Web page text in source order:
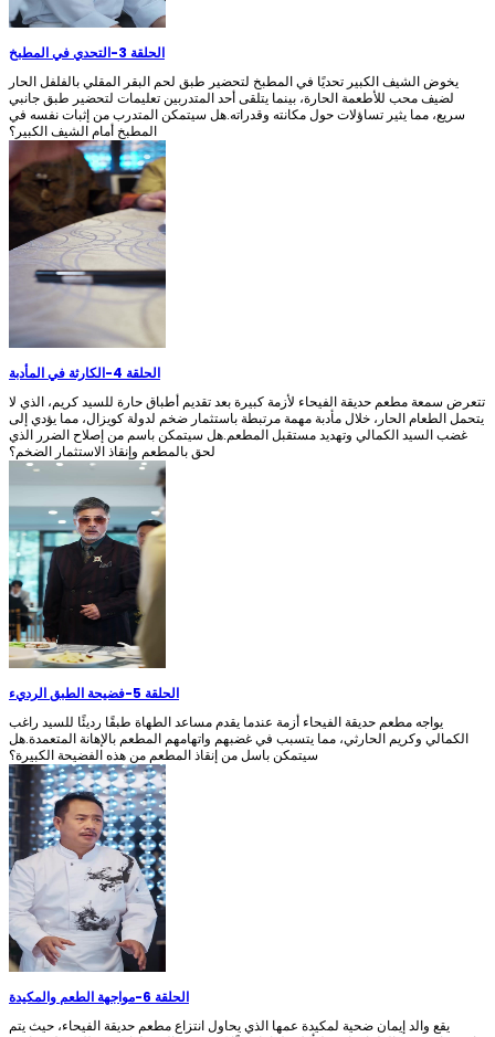
الحلقة 3 -التحدي في المطبخ
يخوض الشيف الكبير تحديًا في المطبخ لتحضير طبق لحم البقر المقلي بالفلفل الحار
لضيف محب للأطعمة الحارة، بينما يتلقى أحد المتدربين تعليمات لتحضير طبق جانبي
سريع، مما يثير تساؤلات حول مكانته وقدراته.هل سيتمكن المتدرب من إثبات نفسه في
المطبخ أمام الشيف الكبير؟
الحلقة 4 -الكارثة في المأدبة
تتعرض سمعة مطعم حديقة الفيحاء لأزمة كبيرة بعد تقديم أطباق حارة للسيد كريم، الذي لا
يتحمل الطعام الحار، خلال مأدبة مهمة مرتبطة باستثمار ضخم لدولة كويزال، مما يؤدي إلى
غضب السيد الكمالي وتهديد مستقبل المطعم.هل سيتمكن باسم من إصلاح الضرر الذي
لحق بالمطعم وإنقاذ الاستثمار الضخم؟
الحلقة 5 -فضيحة الطبق الرديء
يواجه مطعم حديقة الفيحاء أزمة عندما يقدم مساعد الطهاة طبقًا رديئًا للسيد راغب
الكمالي وكريم الحارثي، مما يتسبب في غضبهم واتهامهم المطعم بالإهانة المتعمدة.هل
سيتمكن باسل من إنقاذ المطعم من هذه الفضيحة الكبيرة؟
الحلقة 6 -مواجهة الطعم والمكيدة
يقع والد إيمان ضحية لمكيدة عمها الذي يحاول انتزاع مطعم حديقة الفيحاء، حيث يتم